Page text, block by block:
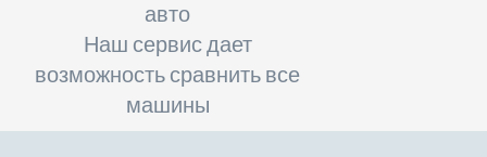
авто
Наш сервис дает
возможность сравнить все
машины